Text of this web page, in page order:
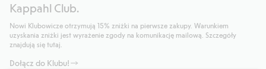
Kappahl Club.
Nowi Klubowicze otrzymują 15% zniżki na pierwsze zakupy. Warunkiem
uzyskania zniżki jest wyrażenie zgody na komunikację mailową. Szczegóły
znajdują się tutaj.
Dołącz do Klubu!